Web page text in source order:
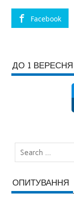
Facebook
ДО 1 ВЕРЕСНЯ
ОПИТУВАННЯ